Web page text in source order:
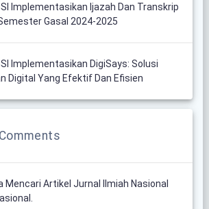
Implementasikan Ijazah Dan Transkrip
Gasal 2024-2025
Implementasikan DigiSays: Solusi
Digital Yang Efektif Dan Efisien
Mencari Artikel Jurnal Ilmiah Nasional